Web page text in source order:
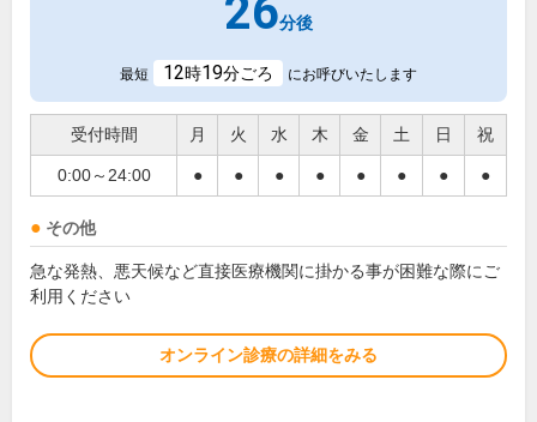
26分後
最短 12時19分ごろ にお呼びいたします
受付時間 月 火 水 木 金 土 日 祝
0:00～24:00 ● ● ● ● ● ● ● ●
その他
急な発熱、悪天候など直接医療機関に掛かる事が困難な際にご
利用ください
オンライン診療の詳細をみる